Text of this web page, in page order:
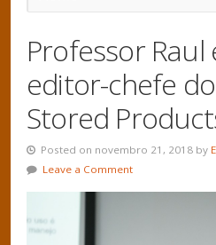
Professor Raul
editor-chefe
Stored
Posted on novembro 21, 2018 by
Leave a Comment